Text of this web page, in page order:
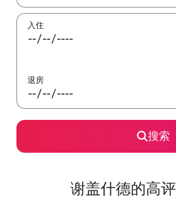
入住
退房
搜索
谢盖什德的高